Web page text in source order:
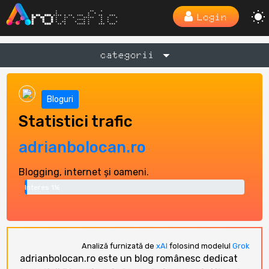
Login
categorii
Bloguri
Statistici trafic
adrianbolocan.ro
Blogging, internet și oameni.
Interes 1%
Analiză furnizată de xAI folosind modelul Grok
adrianbolocan.ro este un blog românesc dedicat